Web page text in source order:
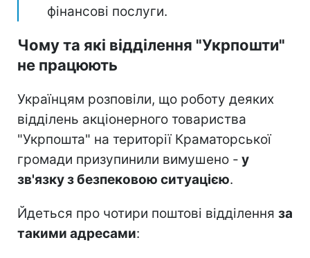
фінансові послуги.
Чому та які відділення "Укрпошти"
не працюють
Українцям розповіли, що роботу деяких
відділень акціонерного товариства
"Укрпошта" на території Краматорської
громади призупинили вимушено - у
зв'язку з безпековою ситуацією.
Йдеться про чотири поштові відділення за
такими адресами: